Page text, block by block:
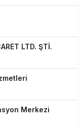
LTD. ŞTİ.
Merkezi